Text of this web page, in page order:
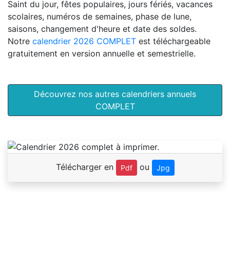
Saint du jour, fêtes populaires, jours fériés, vacances
scolaires, numéros de semaines, phase de lune,
saisons, changement d'heure et date des soldes.
Notre calendrier 2026 COMPLET est téléchargeable
gratuitement en version annuelle et semestrielle.
Découvrez nos autres calendriers annuels
COMPLET
Télécharger en Pdf ou Jpg